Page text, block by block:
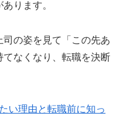
あります。
の姿を見て「この先あ
なくなり、転職を決断
い理由と転職前に知っ